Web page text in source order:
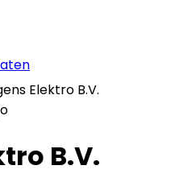
Elektro B.V.
B.V.